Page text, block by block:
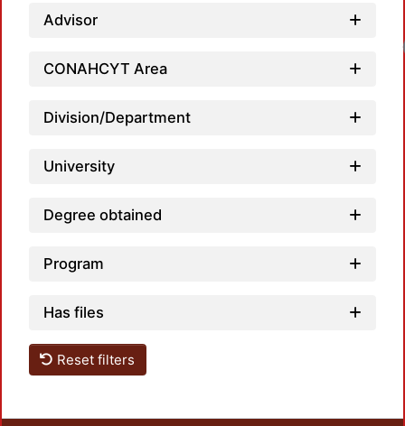
Advisor
CONAHCYT Area
Division/Department
University
Degree obtained
Program
Has files
Reset filters